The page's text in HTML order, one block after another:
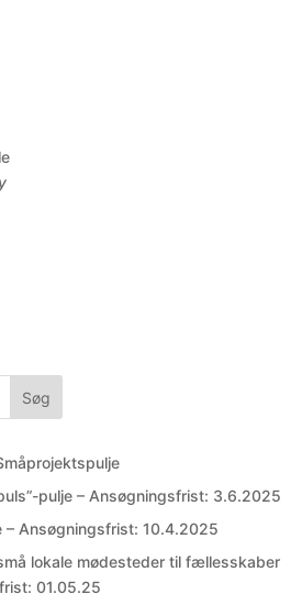
pulje – Ansøgningsfrist: 3.6.2025
– Ansøgningsfrist: 10.4.2025
lokale mødesteder til fællesskaber
01.05.25